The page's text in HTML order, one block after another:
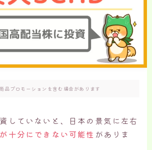
品プロモーションを含む場合があります
していないと、日本の景気に左右
十分にできない可能性 がありま